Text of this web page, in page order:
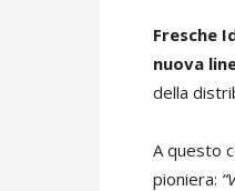
Fresche
nuova
della
A questo
pioniera: